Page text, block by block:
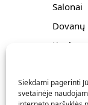
Siekdami pagerinti
svetainėje
Salonai
Dovanų